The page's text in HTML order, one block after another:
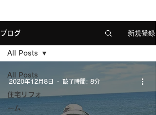
ブログ 新規登録
All Posts
住宅リフォ
ーム
All Posts
2020年12月8日 読了時間: 8分